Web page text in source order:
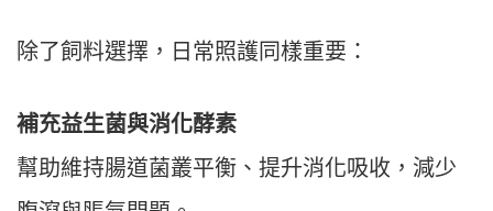
除了飼料選擇，日常照護同樣重要：
補充益生菌與消化酵素
幫助維持腸道菌叢平衡、提升消化吸收，減少